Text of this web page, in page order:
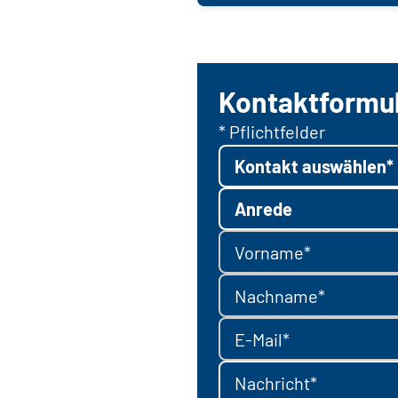
* Pflichtfelder
Kontakt auswählen*
Anrede
Vorname*
Nachname*
E-Mail*
Nachricht*